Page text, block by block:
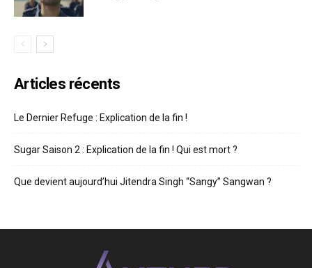
Articles récents
Le Dernier Refuge : Explication de la fin !
Sugar Saison 2 : Explication de la fin ! Qui est mort ?
Que devient aujourd’hui Jitendra Singh “Sangy” Sangwan ?